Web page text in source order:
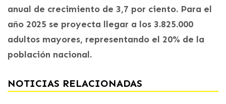
anual de crecimiento de 3,7 por ciento. Para el
año 2025 se proyecta llegar a los 3.825.000
adultos mayores, representando el 20% de la
población nacional.
NOTICIAS RELACIONADAS